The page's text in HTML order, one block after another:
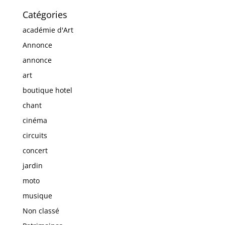
Catégories
académie d'Art
Annonce
annonce
art
boutique hotel
chant
cinéma
circuits
concert
jardin
moto
musique
Non classé